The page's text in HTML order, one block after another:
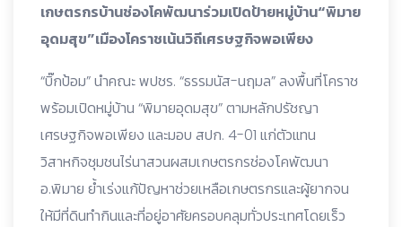
เกษตรกรบ้านช่องโคพัฒนาร่วมเปิดป้ายหมู่บ้าน“พิมาย
อุดมสุข”เมืองโคราชเน้นวิถีเศรษฐกิจพอเพียง
“บิ๊กป้อม” นำคณะ พปชร. “ธรรมนัส-นฤมล” ลงพื้นที่โคราช
พร้อมเปิดหมู่บ้าน “พิมายอุดมสุข” ตามหลักปรัชญา
เศรษฐกิจพอเพียง และมอบ สปก. 4-01 แก่ตัวแทน
วิสาหกิจชุมชนไร่นาสวนผสมเกษตรกรช่องโคพัฒนา
อ.พิมาย ย้ำเร่งแก้ปัญหาช่วยเหลือเกษตรกรและผู้ยากจน
ให้มีที่ดินทำกินและที่อยู่อาศัยครอบคลุมทั่วประเทศโดยเร็ว